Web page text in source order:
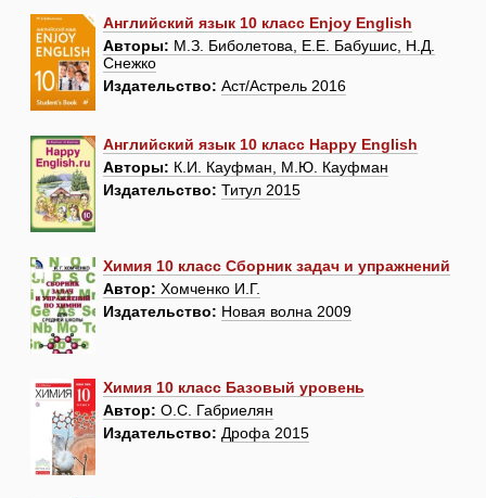
Английский язык 10 класс Enjoy English
Авторы: М.З. Биболетова, Е.Е. Бабушис, Н.Д.
Снежко
Издательство: Аст/Астрель 2016
Английский язык 10 класс Happy English
Авторы: К.И. Кауфман, М.Ю. Кауфман
Издательство: Титул 2015
Химия 10 класс Сборник задач и упражнений
Автор: Хомченко И.Г.
Издательство: Новая волна 2009
Химия 10 класс Базовый уровень
Автор: О.С. Габриелян
Издательство: Дрофа 2015